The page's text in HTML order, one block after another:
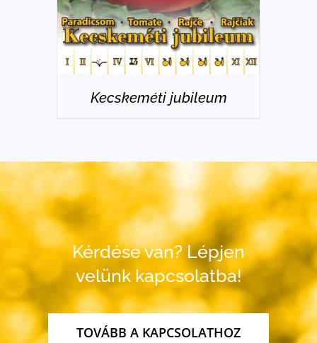
Kecskeméti jubileum
Kérdése van? Lépjen
velünk kapcsolatba!
TOVÁBB A KAPCSOLATHOZ